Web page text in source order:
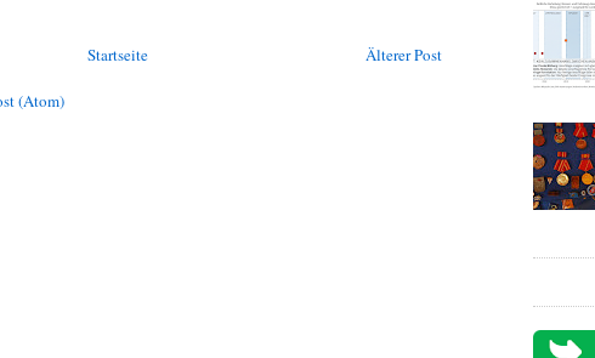
Älterer Post
Startseite
(Atom)